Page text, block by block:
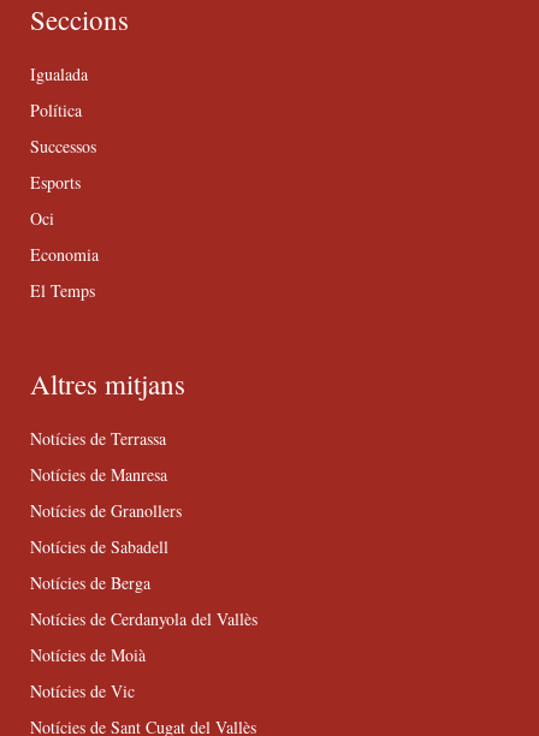
Seccions
Igualada
Política
Successos
Esports
Oci
Economia
El Temps
Altres mitjans
Notícies de Terrassa
Notícies de Manresa
Notícies de Granollers
Notícies de Sabadell
Notícies de Berga
Notícies de Cerdanyola del Vallès
Notícies de Moià
Notícies de Vic
Notícies de Sant Cugat del Vallès